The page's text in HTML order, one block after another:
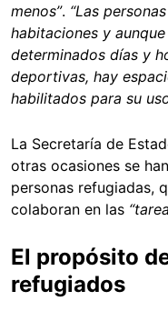
menos”. “Las
habitaciones y
determinados días y
deportivas, hay
habilitados para su
La Secretaría de
otras ocasiones se
personas refugiadas,
colaboran en las
El propósito
refugiados